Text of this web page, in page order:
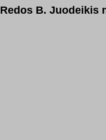
Redos B. Juodeikis